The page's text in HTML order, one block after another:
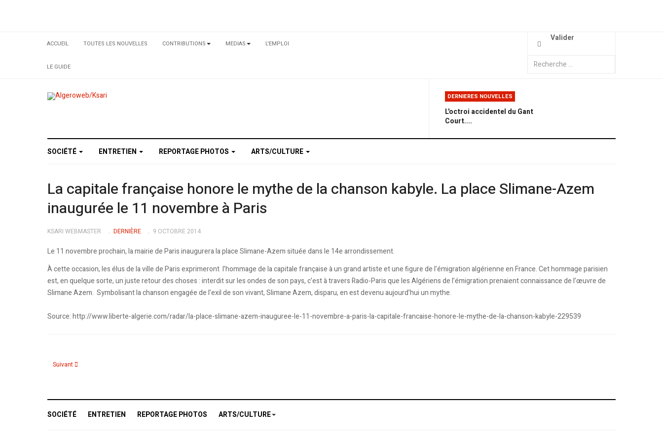
ACCUEIL TOUTES LES NOUVELLES CONTRIBUTIONS MEDIAS L'EMPLOI
LE GUIDE
Valider
DERNIERES NOUVELLES
L'octroi accidentel du Gant
Court....
SOCIÉTÉ ENTRETIEN REPORTAGE PHOTOS ARTS/CULTURE
La capitale française honore le mythe de la chanson kabyle. La place Slimane-Azem
inaugurée le 11 novembre à Paris
KSARI WEBMASTER DERNIÈRE 9 OCTOBRE 2014
Le 11 novembre prochain, la mairie de Paris inaugurera la place Slimane-Azem située dans le 14e arrondissement.
À cette occasion, les élus de la ville de Paris exprimeront l’hommage de la capitale française à un grand artiste et une figure de l’émigration algérienne en France. Cet hommage parisien
est, en quelque sorte, un juste retour des choses : interdit sur les ondes de son pays, c’est à travers Radio-Paris que les Algériens de l’émigration prenaient connaissance de l’œuvre de
Slimane Azem. Symbolisant la chanson engagée de l’exil de son vivant, Slimane Azem, disparu, en est devenu aujourd’hui un mythe.
Source: http://www.liberte-algerie.com/radar/la-place-slimane-azem-inauguree-le-11-novembre-a-paris-la-capitale-francaise-honore-le-mythe-de-la-chanson-kabyle-229539
Article suivant : Décès de la mère de Cheb Fayçal
Suivant
SOCIÉTÉ ENTRETIEN REPORTAGE PHOTOS ARTS/CULTURE